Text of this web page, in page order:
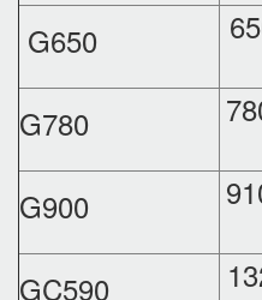
G650
G780
G900
GC590